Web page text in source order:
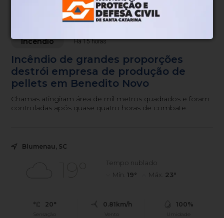
Incêndio Há 15 horas
Incêndio de grandes proporções
destrói empresa de produção de
pellets em Benedito Novo
Chamas atingiram área de mil metros quadrados e foram
controladas após quase quatro horas de combate.
Blumenau, SC
19°
Tempo nublado
Mín. 19° Máx. 23°
20°
Sensação
0.81km/h
Vento
100%
Umidade